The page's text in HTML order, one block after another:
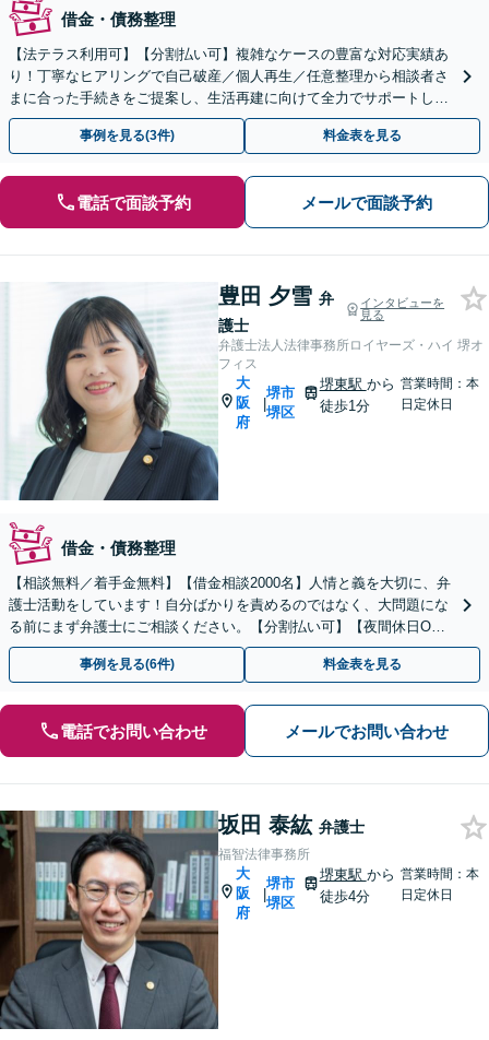
借金・債務整理
【法テラス利用可】【分割払い可】複雑なケースの豊富な対応実績あ
り！丁寧なヒアリングで自己破産／個人再生／任意整理から相談者さ
まに合った手続きをご提案し、生活再建に向けて全力でサポートしま
す【完全個室】
事例を見る(3件) 料金表を見る
電話で面談予約 メールで面談予約
豊田 夕雪 弁
護士
インタビューを
見る
弁護士法人法律事務所ロイヤーズ・ハイ 堺オ
フィス
大
阪
府
|
堺市
堺区
堺東駅 から
徒歩1分
営業時間：本
日定休日
借金・債務整理
【相談無料／着手金無料】【借金相談2000名】人情と義を大切に、弁
護士活動をしています！自分ばかりを責めるのではなく、大問題にな
る前にまず弁護士にご相談ください。【分割払い可】【夜間休日O
K】
事例を見る(6件) 料金表を見る
電話でお問い合わせ メールでお問い合わせ
坂田 泰紘 弁護士
福智法律事務所
大
阪
府
|
堺市
堺区
堺東駅 から
徒歩4分
営業時間：本
日定休日